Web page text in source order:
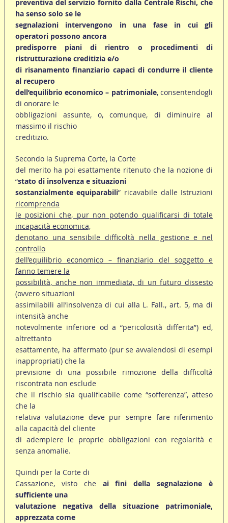
preventiva del servizio fornito dalla Centrale Rischi, che
ha senso solo se le
segnalazioni intervengono in una fase in cui gli
operatori possono ancora
predisporre piani di rientro o procedimenti di
ristrutturazione creditizia e/o
di risanamento finanziario capaci di condurre il cliente
al recupero
dell’equilibrio economico – patrimoniale, consentendogli
di onorare le
obbligazioni assunte, o, comunque, di diminuire al
massimo il rischio
creditizio.
Secondo la Suprema Corte, la Corte
del merito ha poi esattamente ritenuto che la nozione di
“stato di insolvenza e situazioni
sostanzialmente equiparabili” ricavabile dalle Istruzioni
ricomprenda
le posizioni che, pur non potendo qualificarsi di totale
incapacità economica,
denotano una sensibile difficoltà nella gestione e nel
controllo
dell’equilibrio economico – finanziario del soggetto e
fanno temere la
possibilità, anche non immediata, di un futuro dissesto
(ovvero situazioni
assimilabili all’insolvenza di cui alla L. Fall., art. 5, ma di
intensità anche
notevolmente inferiore od a “pericolosità differita”) ed,
altrettanto
esattamente, ha affermato (pur se avvalendosi di esempi
inappropriati) che la
previsione di una possibile rimozione della difficoltà
riscontrata non esclude
che il rischio sia qualificabile come “sofferenza”, atteso
che la
relativa valutazione deve pur sempre fare riferimento
alla capacità del cliente
di adempiere le proprie obbligazioni con regolarità e
senza anomalie.
Quindi per la Corte di
Cassazione, visto che ai
fini della segnalazione è
sufficiente una
valutazione negativa della situazione patrimoniale,
apprezzata come